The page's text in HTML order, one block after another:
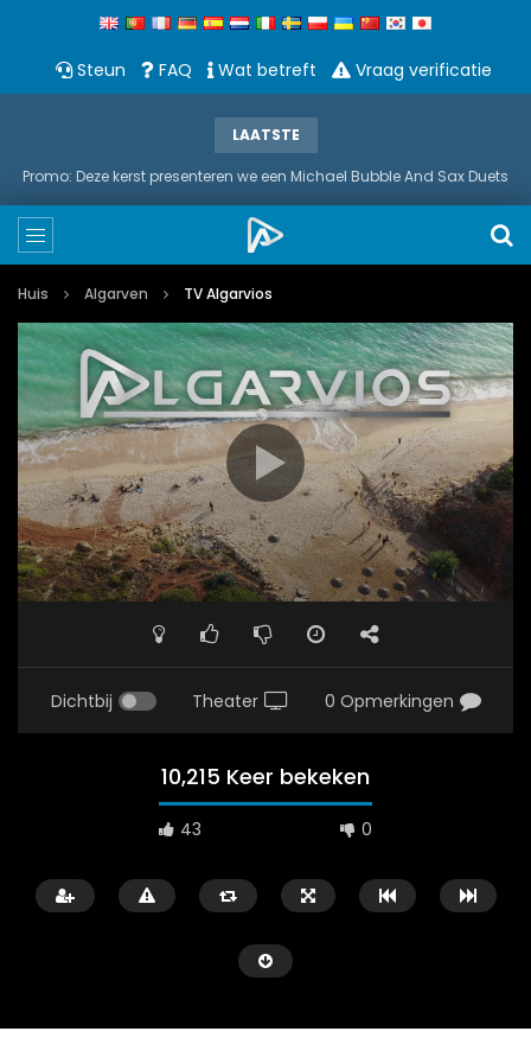
Steun FAQ Wat betreft Vraag verificatie
LAATSTE
Promo: Deze kerst presenteren we een Michael Bubble And Sax Duets
Huis Algarven TV Algarvios
Video
Player
Media error: Format(s) not supported or source(s) not found
Download File: https://tv.algarvios.pt/hls/stream.m3u8
Dichtbij Theater 0 Opmerkingen
10,215 Keer bekeken
43 0